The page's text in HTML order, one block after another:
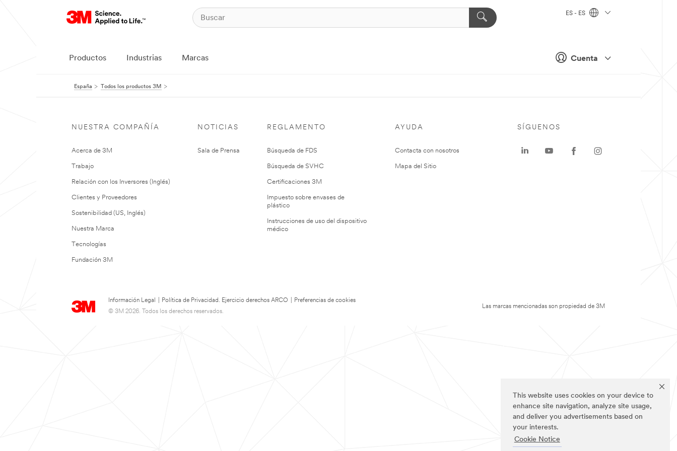
This website uses cookies on your device to
enhance site navigation, analyze site usage,
and deliver you advertisements based on
your interests.
Cookie Notice
Cuenta
ES - ES
Productos Industrias Marcas
España Todos los productos 3M
NUESTRA COMPAÑÍA
Acerca de 3M
Trabajo
Relación con los Inversores (Inglés)
Clientes y Proveedores
Sostenibilidad (US, Inglés)
Nuestra Marca
Tecnologías
Fundación 3M
NOTICIAS
Sala de Prensa
REGLAMENTO
Búsqueda de FDS
Búsqueda de SVHC
Certificaciones 3M
Impuesto sobre envases de
plástico
Instrucciones de uso del dispositivo
médico
AYUDA
Contacta con nosotros
Mapa del Sitio
Información Legal Política de Privacidad. Ejercicio derechos ARCO
Preferencias de cookies
© 3M 2026. Todos los derechos reservados.
SÍGUENOS
Las marcas mencionadas son propiedad de 3M